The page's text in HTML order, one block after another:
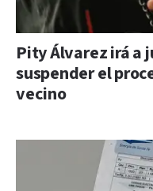
Pity Álvarez irá a
suspender el
vecino